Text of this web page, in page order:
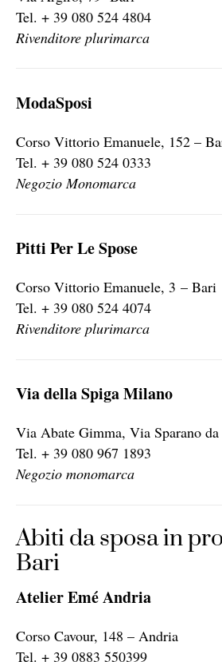
Tel. + 39 080 524 4804
Rivenditore plurimarca
ModaSposi
Corso Vittorio Emanuele, 152 –
Tel. + 39 080 524 0333
Negozio Monomarca
Pitti Per Le Spose
Corso Vittorio Emanuele, 3 – Bari
Tel. + 39 080 524 4074
Rivenditore plurimarca
Via della Spiga Milano
Via Abate Gimma, Via Sparano
Tel. + 39 080 967 1893
Negozio monomarca
Abiti da sposa in
Bari
Atelier Emé Andria
Corso Cavour, 148 – Andria
Tel. + 39 0883 550399